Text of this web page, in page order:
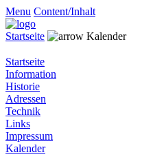
Menu Content/Inhalt
Startseite Kalender
Startseite
Information
Historie
Adressen
Technik
Links
Impressum
Kalender